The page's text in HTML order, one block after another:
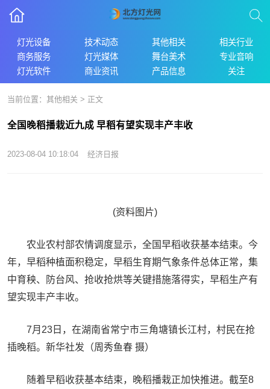
灯光设备 技术动态 其他相关
相关行业
商务服务
灯光媒体 舞台美术
专业音响
灯光软件
商业资讯 产品信息 关注
当前位置： 其他相关 > 正文
全国晚稻播栽近九成 早稻有望实现丰产丰收
2023-08-04 10:18:04 经济日报
(资料图片)
农业农村部农情调度显示，全国早稻收获基本结束。今
年，早稻种植面积稳定，早稻生育期气象条件总体正常，集
中育秧、防台风、抢收抢烘等关键措施落得实，早稻生产有
望实现丰产丰收。
7月23日，在湖南省常宁市三角塘镇长江村，村民在抢
插晚稻。新华社发（周秀鱼春 摄）
随着早稻收获基本结束，晚稻播栽正加快推进。截至8